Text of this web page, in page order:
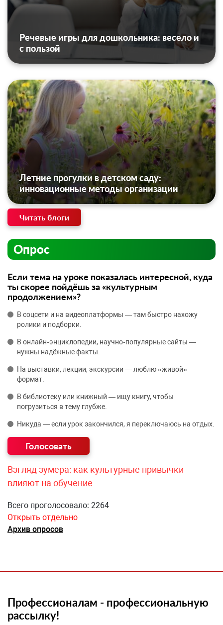
Речевые игры для дошкольника: весело и
с пользой
Летние прогулки в детском саду:
инновационные методы организации
Читать блоги
Опрос
Если тема на уроке показалась интересной, куда
ты скорее пойдёшь за «культурным
продолжением»?
В соцсети и на видеоплатформы — там быстро нахожу
ролики и подборки.
В онлайн‑энциклопедии, научно‑популярные сайты —
нужны надёжные факты.
На выставки, лекции, экскурсии — люблю «живой»
формат.
В библиотеку или книжный — ищу книгу, чтобы
погрузиться в тему глубже.
Никуда — если урок закончился, я переключаюсь на отдых.
Взгляд зумера: как культурные привычки
влияют на обучение
Всего проголосовало: 2264
Открыть отдельно
Архив опросов
Профессионалам - профессиональную
рассылку!